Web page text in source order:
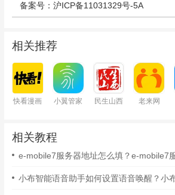
备案号：沪ICP备11031329号-5A
相关推荐
快看漫画 小翼管家 民生山西 老来网
相关教程
e-mobile7服务器地址怎么填？e-mobile7